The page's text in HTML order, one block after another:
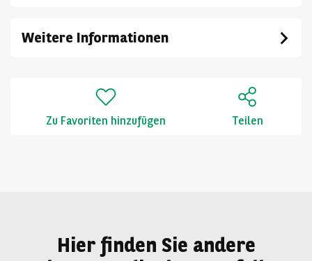
Weitere Informationen
Zu Favoriten hinzufügen Teilen
Hier finden Sie andere